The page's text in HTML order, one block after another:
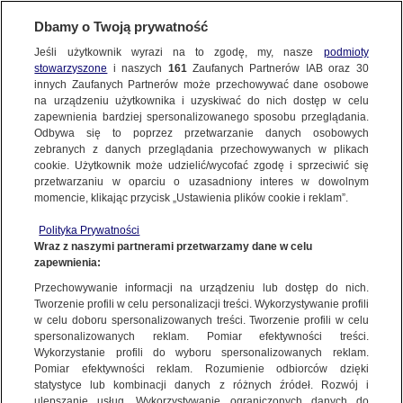
KONTAKT24
Wyślij Materiał
WYŚLIJ MATERIAŁ
NAJNOWSZE
GORĄCE TEMATY
WIĘCEJ
KANAŁY
Dzień dobry!
Jedno konto do wszystkich usług
KONTAKT24|NAJNOWSZE
MATERIAŁ UŻYTKOWNIKA
Zamknięta autostrada A2 w kierunku
Poznania, Trzciel (Wielkopolskie)
Dbamy o Twoją prywatność
Jeśli użytkownik wyrazi na to zgodę, my, nasze podmioty
stowarzyszone i naszych 161Zaufanych Partnerów IAB oraz 30
innych Zaufanych Partnerów może przechowywać dane osobowe
na urządzeniu użytkownika i uzyskiwać do nich dostęp w celu
zapewnienia bardziej spersonalizowanego sposobu przeglądania.
Odbywa się to poprzez przetwarzanie danych osobowych
zebranych z danych przeglądania przechowywanych w plikach
cookie. Użytkownik może udzielić/wycofać zgodę i sprzeciwić się
przetwarzaniu w oparciu o uzasadniony interes w dowolnym
momencie, klikając przycisk „Ustawienia plików cookie i reklam”.
Polityka Prywatności
Wraz z naszymi partnerami przetwarzamy dane w celu
zapewnienia:
Przechowywanie informacji na urządzeniu lub dostęp do nich.
Tworzenie profili w celu personalizacji treści. Wykorzystywanie profili
w celu doboru spersonalizowanych treści. Tworzenie profili w celu
spersonalizowanych reklam. Pomiar efektywności treści.
Wykorzystanie profili do wyboru spersonalizowanych reklam.
Pomiar efektywności reklam. Rozumienie odbiorców dzięki
statystyce lub kombinacji danych z różnych źródeł. Rozwój i